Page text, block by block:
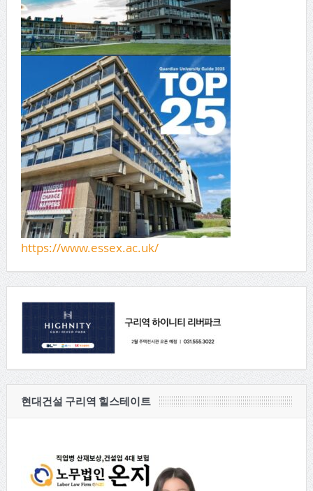
https://www.essex.ac.uk/
현대건설 구리역 힐스테이트